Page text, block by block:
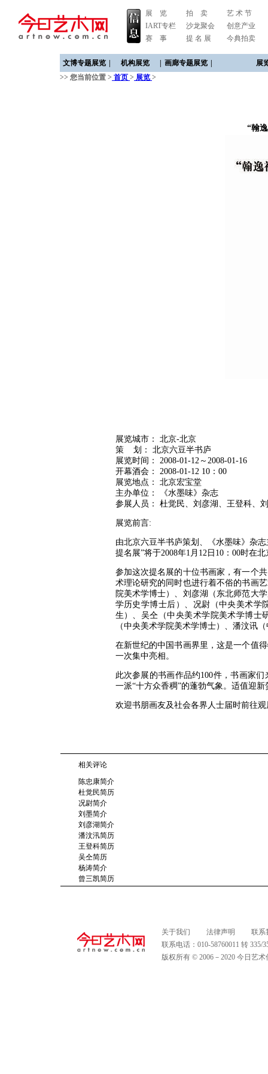
展 览
IART专栏
赛 事
拍 卖
沙龙聚会
提 名 展
艺 术 节
创意产业
今典拍卖
文博专题展览 机构展览 画廊专题展览
展
>> 您当前位置 > 首页 > 展览 >
“翰
展览城市： 北京-北京
策 划： 北京六豆半书庐
展览时间： 2008-01-12～2008-01-16
开幕酒会： 2008-01-12 10：00
展览地点： 北京宏宝堂
主办单位： 《水墨味》杂志
参展人员： 杜觉民、刘彦湖、王登科、
展览前言:
由北京六豆半书庐策划、《水墨味》杂
提名展”将于2008年1月12日10：00时在
参加这次提名展的十位书画家，有一个
术理论研究的同时也进行着不俗的书画
院美术学博士）、刘彦湖（东北师范大
学历史学博士后）、况尉（中央美术学
生）、吴仝（中央美术学院美术学博士
（中央美术学院美术学博士）、潘汶讯
在新世纪的中国书画界里，这是一个值
一次集中亮相。
此次参展的书画作品约100件，书画家
一派“十方众香稠”的蓬勃气象。适值迎
欢迎书朋画友及社会各界人士届时前往
相关评论
陈忠康简介
杜觉民简历
况尉简介
刘墨简介
刘彦湖简介
潘汶汛简历
王登科简历
吴仝简历
杨涛简介
曾三凯简历
关于我们 法律声明
联系
联系电话：010-58760011 转
版权所有 © 2006－2020 今日艺